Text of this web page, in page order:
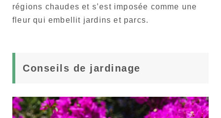
régions chaudes et s’est imposée comme une
fleur qui embellit jardins et parcs.
Conseils de jardinage